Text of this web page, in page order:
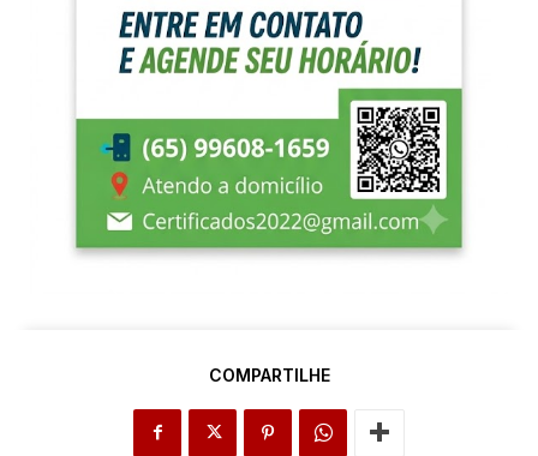
COMPARTILHE